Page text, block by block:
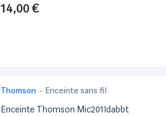
14,00 €
Thomson - Enceinte sans fil
Enceinte Thomson Mic201Idabbt